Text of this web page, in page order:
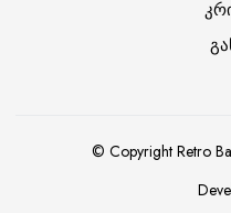
© Copyright Retro